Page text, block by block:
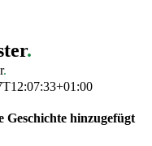
.
.
Geschichte hinzugefügt